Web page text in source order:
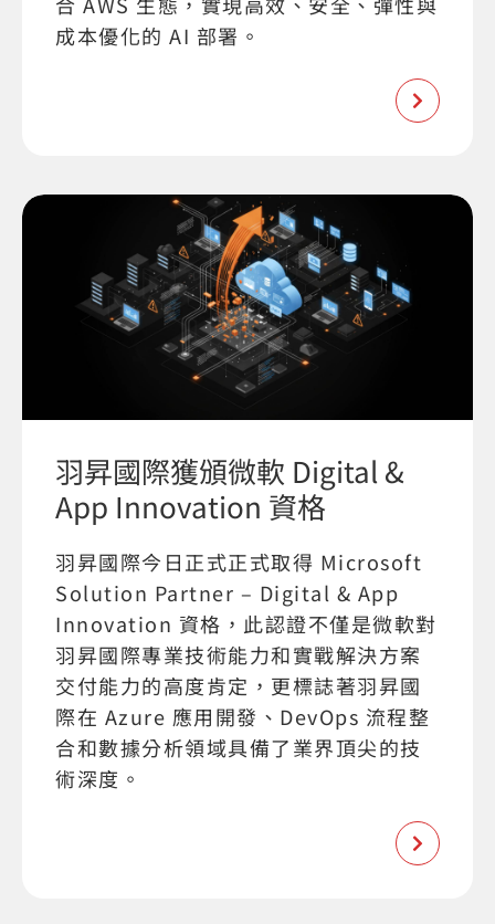
成本優化的 AI 部署。
羽昇國際獲頒微軟 Digital &
App Innovation 資格
羽昇國際今日正式正式取得 Microsoft
Solution Partner – Digital & App
Innovation 資格，此認證不僅是微軟對
羽昇國際專業技術能力和實戰解決方案
交付能力的高度肯定，更標誌著羽昇國
際在 Azure 應用開發、DevOps 流程整
合和數據分析領域具備了業界頂尖的技
術深度。